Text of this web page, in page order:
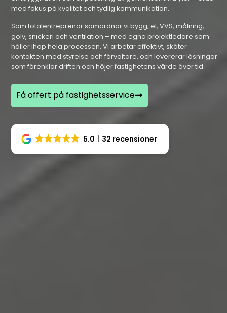
med fokus på kvalitet och tydlig kommunikation.
Som totalentreprenör samordnar vi bygg, el, VVS, målning,
golv, snickeri och ventilation – med egna projektledare som
håller ihop hela processen. Vi arbetar effektivt, sköter
kontakten med styrelse och förvaltare, och levererar lösningar
som förenklar driften och höjer fastighetens värde över tid.
Få offert på fastighetsservice
5.0 32 recensioner